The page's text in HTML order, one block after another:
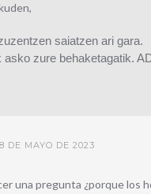
saiatzen ari gara.
asko zure behaketagatik.
DE MAYO DE 2023
una pregunta ¿porque los